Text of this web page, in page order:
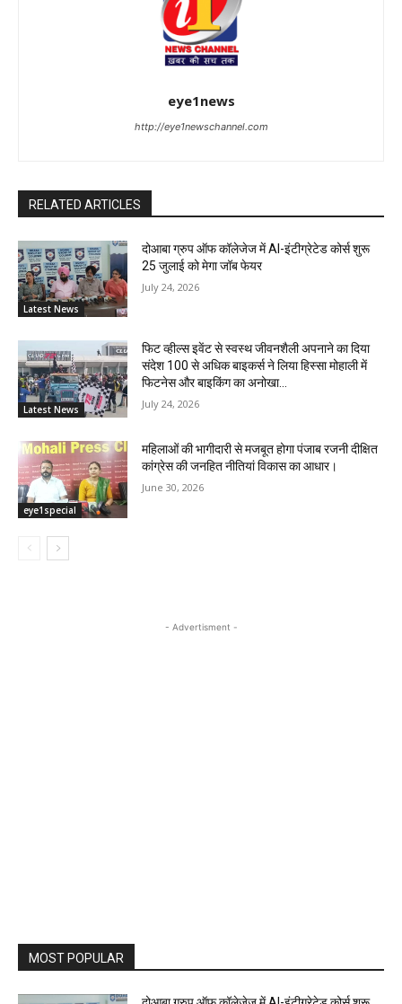
eye1news
http://eye1newschannel.com
RELATED ARTICLES
Latest News
दोआबा ग्रुप ऑफ कॉलेजेज में AI-इंटीग्रेटेड कोर्स शुरू
25 जुलाई को मेगा जॉब फेयर
July 24, 2026
Latest News
फिट व्हील्स इवेंट से स्वस्थ जीवनशैली अपनाने का दिया
संदेश 100 से अधिक बाइकर्स ने लिया हिस्सा मोहाली में
फिटनेस और बाइकिंग का अनोखा...
July 24, 2026
eye1special
महिलाओं की भागीदारी से मजबूत होगा पंजाब रजनी दीक्षित
कांग्रेस की जनहित नीतियां विकास का आधार।
June 30, 2026
- Advertisment -
MOST POPULAR